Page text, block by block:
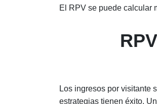
El RPV se puede calcular
Los ingresos por visitante
estrategias tienen éxito.